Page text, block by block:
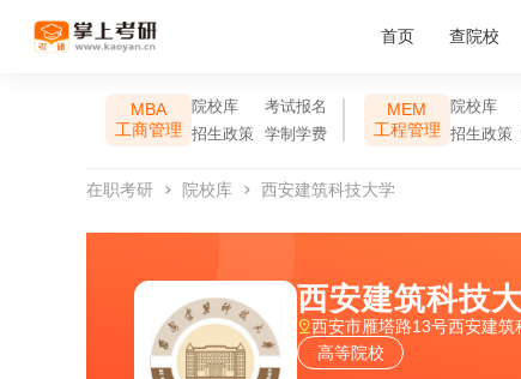
首页 查院校
MBA
工商管理
院校库
考试报名
招生政策
学制学费
MEM
工程管理
院校库
招生政策
在职考研 院校库 西安建筑科技大学
西安建筑科技
西安市雁塔路13号西安建
高等院校